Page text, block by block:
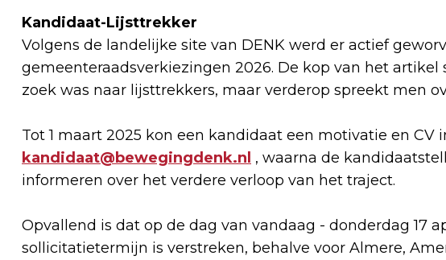
Kandidaat-Lijsttrekker
Volgens de landelijke site van DENK werd er actief
gemeenteraadsverkiezingen 2026. De kop van het
zoek was naar lijsttrekkers, maar verderop spreekt men
Tot 1 maart 2025 kon een kandidaat een motivatie en CV
kandidaat@bewegingdenk.nl , waarna de
informeren over het verdere verloop van het traject.
Opvallend is dat op de dag van vandaag - donderdag 17
sollicitatietermijn is verstreken, behalve voor Almere,